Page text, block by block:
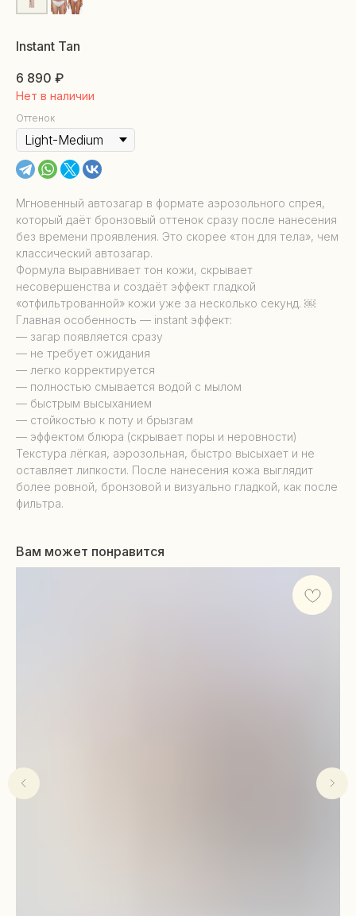
Instant Tan
6 890 ₽
Нет в наличии
Оттенок
Мгновенный автозагар в формате аэрозольного спрея,
который даёт бронзовый оттенок сразу после нанесения
без времени проявления. Это скорее «тон для тела», чем
классический автозагар.
Формула выравнивает тон кожи, скрывает
несовершенства и создаёт эффект гладкой
«отфильтрованной» кожи уже за несколько секунд. ￼
Главная особенность — instant эффект:
— загар появляется сразу
— не требует ожидания
— легко корректируется
— полностью смывается водой с мылом
— быстрым высыханием
— стойкостью к поту и брызгам
— эффектом блюра (скрывает поры и неровности)
Текстура лёгкая, аэрозольная, быстро высыхает и не
оставляет липкости. После нанесения кожа выглядит
более ровной, бронзовой и визуально гладкой, как после
фильтра.
Вам может понравится